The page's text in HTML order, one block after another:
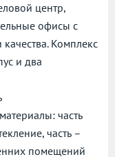
центр,
офисы с
Комплекс
и два
часть
часть –
помещений